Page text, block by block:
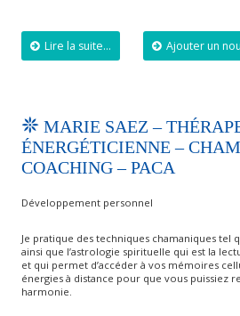
Lire la suite... Ajouter un
MARIE SAEZ –
ÉNERGÉTICIENNE –
COACHING – PACA
Développement personnel
Je pratique des techniques chamaniques tel
ainsi que l’astrologie spirituelle qui est la
et qui permet d’accéder à vos mémoires
énergies à distance pour que vous puissiez
harmonie.